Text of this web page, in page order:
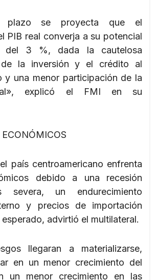
plazo se proyecta que el
PIB real converja a su potencial
del 3 %, dada la cautelosa
de la inversión y el crédito al
y una menor participación de la
explicó el FMI en su
ECONÓMICOS
país centroamericano enfrenta
debido a una recesión
severa, un endurecimiento
y precios de importación
advirtió el multilateral.
llegaran a materializarse,
en un menor crecimiento del
un menor crecimiento en las